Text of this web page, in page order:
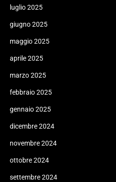
luglio 2025
giugno 2025
maggio 2025
aprile 2025
marzo 2025
febbraio 2025
gennaio 2025
dicembre 2024
novembre 2024
ottobre 2024
settembre 2024